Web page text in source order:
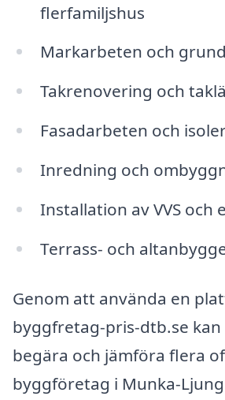
flerfamiljshus
Markarbeten och
Takrenovering och
Fasadarbeten och
Inredning och
Installation av VVS och
Terrass- och
Genom att använda en
byggfretag-pris-dtb.se
begära och jämföra flera
byggföretag i Munka-